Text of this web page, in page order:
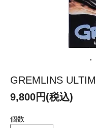
GREMLINS
9,800円(税込)
個数